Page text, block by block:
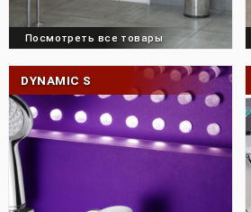
Посмотреть все товары